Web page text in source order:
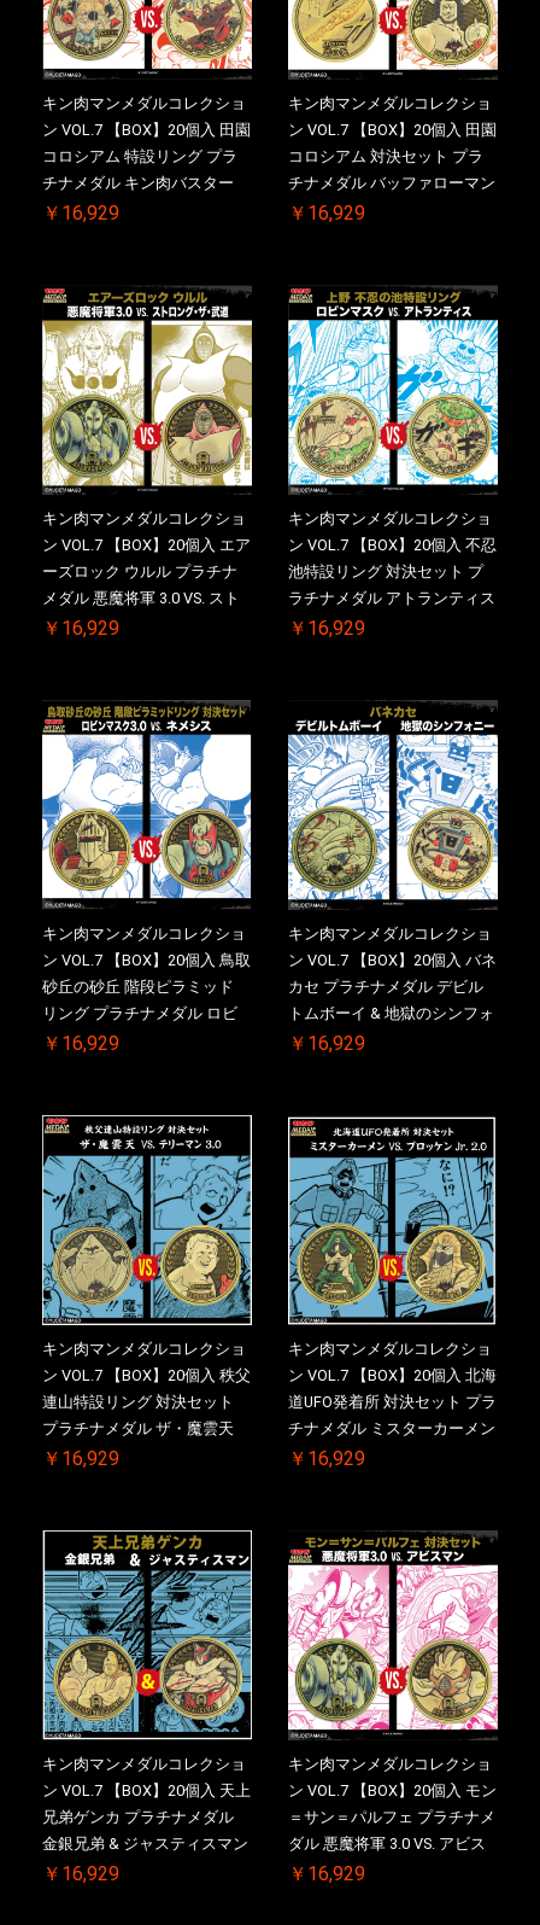
お買い物を続ける カートへ進む
キン肉マンメダルコレクショ
ン VOL.7 【BOX】20個入 田園
コロシアム 特設リング プラ
チナメダル キン肉バスター
VS. キン肉バスターやぶり ケ
【二次受注分】2026/10/30 一
斉出荷予定
￥16,929
キン肉マンメダルコレクショ
ン VOL.7 【BOX】20個入 田園
コロシアム 対決セット プラ
チナメダル バッファローマン
2.0 顎髭 Ver. VS. 光の矢 ケー
【二次受注分】2026/10/30 一
斉出荷予定
￥16,929
キン肉マンメダルコレクショ
ン VOL.7 【BOX】20個入 エア
ーズロック ウルル プラチナ
メダル 悪魔将軍 3.0 VS. スト
ロング・ザ・武道【初回購入
2026/10/30 一斉出荷予定
￥16,929
キン肉マンメダルコレクショ
ン VOL.7 【BOX】20個入 不忍
池特設リング 対決セット プ
ラチナメダル アトランティス
ドライバー VS.ネックカット
メダル(非売品)付
￥16,929
キン肉マンメダルコレクショ
ン VOL.7 【BOX】20個入 鳥取
砂丘の砂丘 階段ピラミッド
リング プラチナメダル ロビ
ンマスク VS.ネメシス 【初回
2026/10/30 一斉出荷予定
￥16,929
キン肉マンメダルコレクショ
ン VOL.7 【BOX】20個入 バネ
カセ プラチナメダル デビル
トムボーイ & 地獄のシンフォ
ニー ケース付き【初回購入特
一斉出荷予定
￥16,929
キン肉マンメダルコレクショ
ン VOL.7 【BOX】20個入 秩父
連山特設リング 対決セット
プラチナメダル ザ・魔雲天
VS. テリーマン 3.0 ケース付
注分】2026/10/30 一斉出荷予
￥16,929
キン肉マンメダルコレクショ
ン VOL.7 【BOX】20個入 北海
道UFO発着所 対決セット プラ
チナメダル ミスターカーメン
VS. ブロッケン Jr. 2.0 ケース
【二次受注分】2026/10/30 一
斉出荷予定
￥16,929
キン肉マンメダルコレクショ
ン VOL.7 【BOX】20個入 天上
兄弟ゲンカ プラチナメダル
金銀兄弟 & ジャスティスマン
2.0 ケース付き【初回購入特
￥16,929
キン肉マンメダルコレクショ
ン VOL.7 【BOX】20個入 モン
＝サン＝パルフェ プラチナメ
ダル 悪魔将軍 3.0 VS. アビス
マン【初回購入特典 】
￥16,929